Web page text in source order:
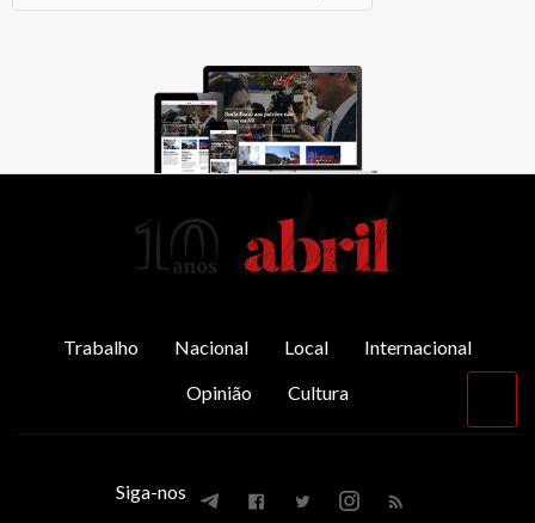
Trabalho Nacional Local
Internacional
Opinião
Cultura
Siga-nos